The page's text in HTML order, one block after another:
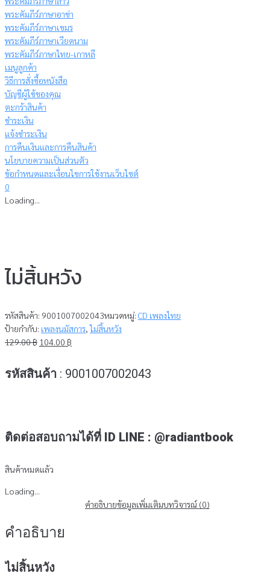
พระคัมภีร์ภาษาอาข่า
พระคัมภีร์ภาษาเขมร
พระคัมภีร์ภาษาเวียดนาม
พระคัมภีร์ภาษาไทย-เกาหลี
เมนูลูกค้า
วิธีการสั่งซื้อหนังสือ
บัญชีผู้ใช้ของคุณ
ตะกร้าสินค้า
ชำระเงิน
แจ้งชำระเงิน
การคืนเงินและการคืนสินค้า
นโยบายความเป็นส่วนตัว
ข้อกำหนดและเงื่อนไขการใช้งานเว็บไซต์
0
Loading...
ไม่สิ้นหวัง
รหัสสินค้า: 9001007002043หมวดหมู่: CD เพลงไทย
ป้ายกำกับ: เพลงนมัสการ,ไม่สิ้นหวัง
129.00฿ Original
was:
129.00 ฿.
104.00 ฿
is:
104.00 ฿.
รหัสสินค้า : 9001007002043
ติดต่อสอบถามได้ที่ ID LINE : @radiantbook
สินค้าหมดแล้ว
Loading...
คำอธิบายข้อมูลเพิ่มเติมบทวิจารณ์ (0)
คำอธิบาย
ไม่สิ้นหวัง